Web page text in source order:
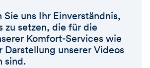
uns Ihr Einverständnis,
zu setzen, die für die
Komfort-Services wie
Darstellung unserer Videos
sind.